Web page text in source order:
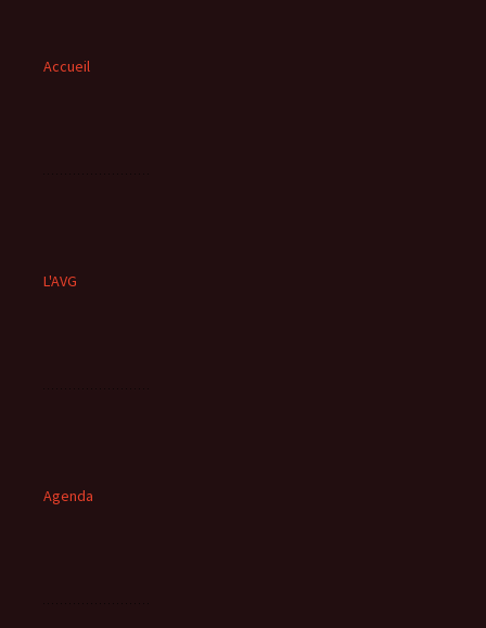
Accueil
L'AVG
Agenda